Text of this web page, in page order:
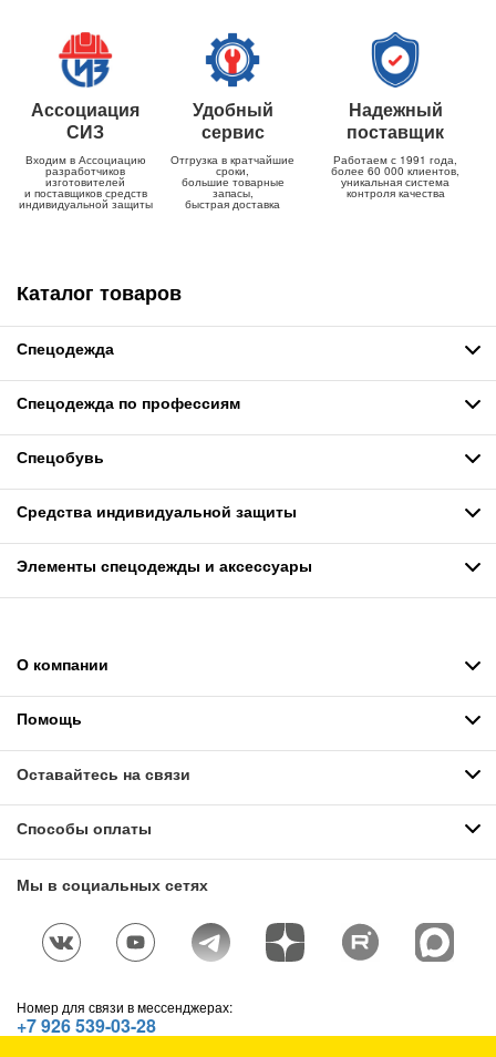
Ассоциация
СИЗ
Входим в Ассоциацию
разработчиков
изготовителей
и поставщиков средств
индивидуальной защиты
Удобный
сервис
Отгрузка в кратчайшие
сроки,
большие товарные
запасы,
быстрая доставка
Надежный
поставщик
Работаем с 1991 года,
более 60 000 клиентов,
уникальная система
контроля качества
Каталог товаров
Спецодежда
Спецодежда по профессиям
Спецобувь
Средства индивидуальной защиты
Элементы спецодежды и аксессуары
О компании
Помощь
Оставайтесь на связи
Способы оплаты
Мы в социальных сетях
Номер для связи в мессенджерах:
+7 926 539-03-28